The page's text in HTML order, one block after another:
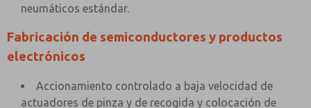
neumáticos estándar.
Fabricación de semiconductores y productos
electrónicos
Accionamiento controlado a baja velocidad de
actuadores de pinza y de recogida y colocación de